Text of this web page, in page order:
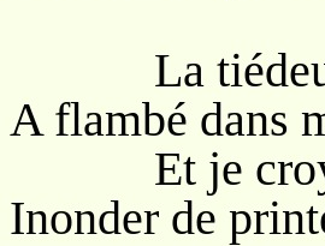
La tiédeur
A flambé dans
Et je
Inonder de